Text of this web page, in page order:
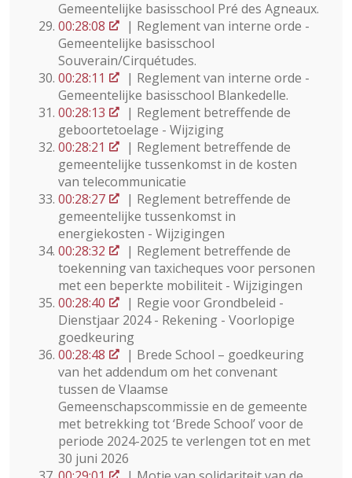
Gemeentelijke basisschool Pré des Agneaux.
00:28:08
| Reglement van interne orde -
Gemeentelijke basisschool
Souverain/Cirquétudes.
00:28:11
| Reglement van interne orde -
Gemeentelijke basisschool Blankedelle.
00:28:13
| Reglement betreffende de
geboortetoelage - Wijziging
00:28:21
| Reglement betreffende de
gemeentelijke tussenkomst in de kosten
van telecommunicatie
00:28:27
| Reglement betreffende de
gemeentelijke tussenkomst in
energiekosten - Wijzigingen
00:28:32
| Reglement betreffende de
toekenning van taxicheques voor personen
met een beperkte mobiliteit - Wijzigingen
00:28:40
| Regie voor Grondbeleid -
Dienstjaar 2024 - Rekening - Voorlopige
goedkeuring
00:28:48
| Brede School – goedkeuring
van het addendum om het convenant
tussen de Vlaamse
Gemeenschapscommissie en de gemeente
met betrekking tot ‘Brede School’ voor de
periode 2024-2025 te verlengen tot en met
30 juni 2026